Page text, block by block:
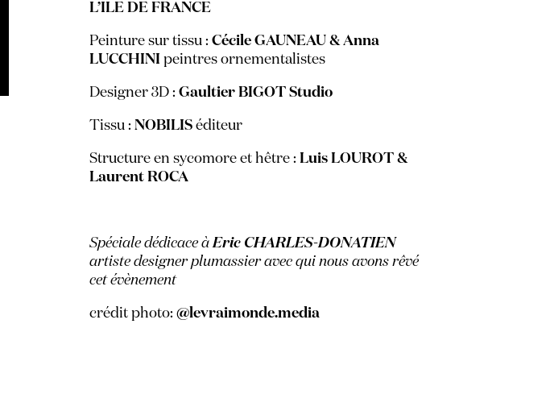
L’ILE DE FRANCE
Peinture sur tissu : Cécile GAUNEAU & Anna
LUCCHINI peintres ornementalistes
Designer 3D : Gaultier BIGOT Studio
Tissu : NOBILIS éditeur
Structure en sycomore et hêtre : Luis LOUROT &
Laurent ROCA
Spéciale dédicace àEric CHARLES-DONATIEN
artiste designer plumassier avec qui nous avons rêvé
cet évènement
crédit photo: @levraimonde.media